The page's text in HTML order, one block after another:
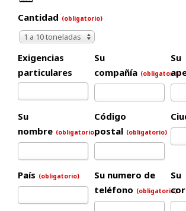
Cantidad (obligatorio)
1 a 10 toneladas
Exigencias
particulares
Su
compañía (obligatorio)
Su
Su
nombre (obligatorio)
Código
postal (obligatorio)
País (obligatorio)
Su numero de
teléfono (obligatorio)
Su